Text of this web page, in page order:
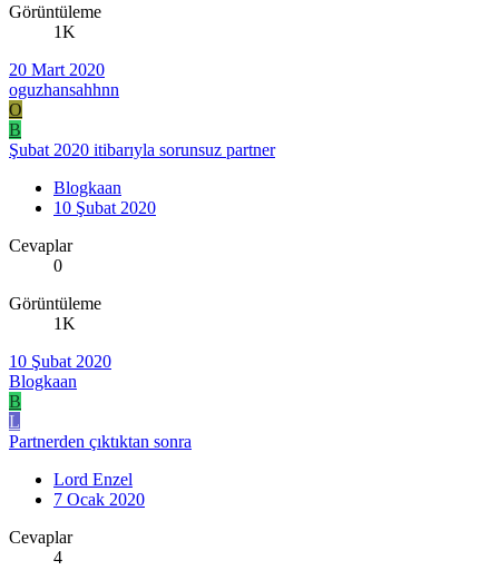
Görüntüleme
1K
20 Mart 2020
oguzhansahhnn
O
B
Şubat 2020 itibarıyla sorunsuz partner
Blogkaan
10 Şubat 2020
Cevaplar
0
Görüntüleme
1K
10 Şubat 2020
Blogkaan
B
L
Partnerden çıktıktan sonra
Lord Enzel
7 Ocak 2020
Cevaplar
4